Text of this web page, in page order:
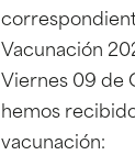
Vacunación
Viernes 09 de
hemos
vacunación: